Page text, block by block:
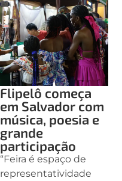
Flipelô começa
em Salvador com
música, poesia e
grande
participação
“Feira é espaço de
representatividade